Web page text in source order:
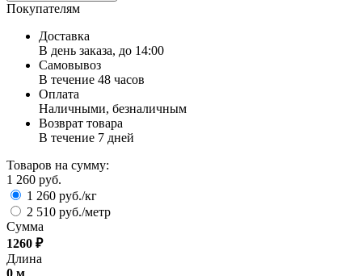
Покупателям
Доставка
В день заказа, до 14:00
Самовывоз
В течение 48 часов
Оплата
Наличными, безналичным
Возврат товара
В течение 7 дней
Товаров на сумму:
1 260 руб.
1 260 руб./кг
2 510 руб./метр
Сумма
1260 ₽
Длина
0 м